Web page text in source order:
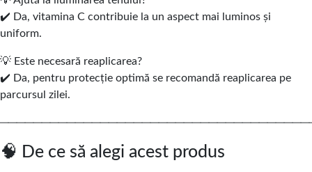
✔️ Da, vitamina C contribuie la un aspect mai luminos și
uniform.
💡 Este necesară reaplicarea?
✔️ Da, pentru protecție optimă se recomandă reaplicarea pe
parcursul zilei.
🧠 De ce să alegi acest produs